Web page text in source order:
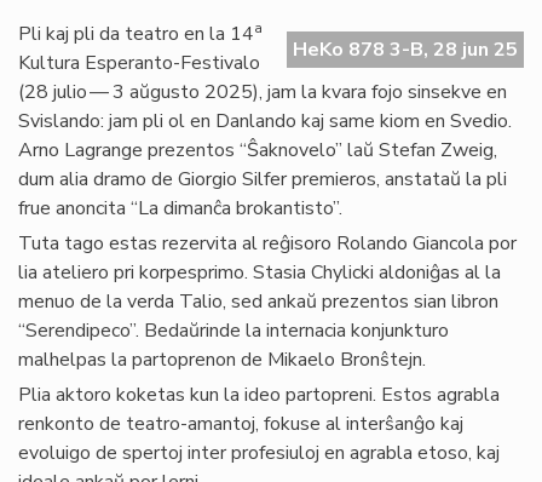
HeKo 878 3-B, 28 jun 25
Pli kaj pli da teatro en la 14a
Kultura Esperanto-Festivalo
(28 julio — 3 aŭgusto 2025), jam la kvara fojo sinsekve en
Svislando: jam pli ol en Danlando kaj same kiom en Svedio.
Arno Lagrange prezentos “Ŝaknovelo” laŭ Stefan Zweig,
dum alia dramo de Giorgio Silfer premieros, anstataŭ la pli
frue anoncita “La dimanĉa brokantisto”.
Tuta tago estas rezervita al reĝisoro Rolando Giancola por
lia ateliero pri korpesprimo. Stasia Chylicki aldoniĝas al la
menuo de la verda Talio, sed ankaŭ prezentos sian libron
“Serendipeco”. Bedaŭrinde la internacia konjunkturo
malhelpas la partoprenon de Mikaelo Bronŝtejn.
Plia aktoro koketas kun la ideo partopreni. Estos agrabla
renkonto de teatro-amantoj, fokuse al interŝanĝo kaj
evoluigo de spertoj inter profesiuloj en agrabla etoso, kaj